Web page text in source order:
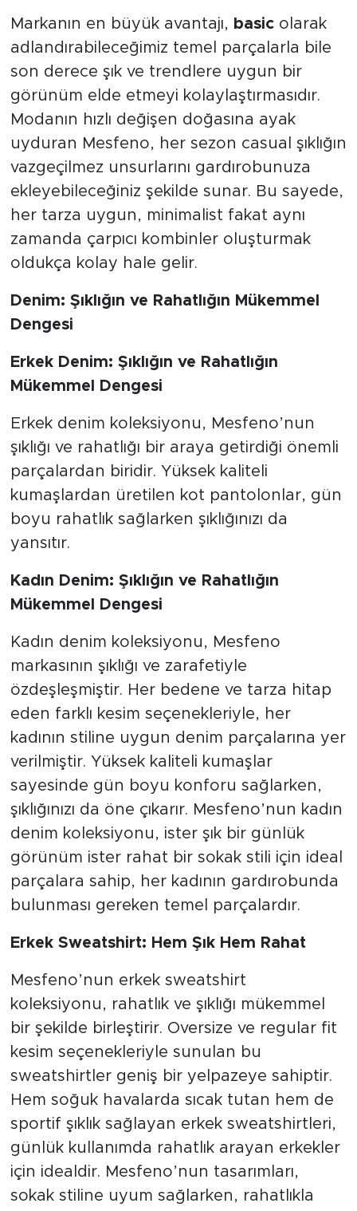
Markanın en büyük avantajı, basicolarak
adlandırabileceğimiz temel parçalarla bile
son derece şık ve trendlere uygun bir
görünüm elde etmeyi kolaylaştırmasıdır.
Modanın hızlı değişen doğasına ayak
uyduran Mesfeno, her sezon casual şıklığın
vazgeçilmez unsurlarını gardırobunuza
ekleyebileceğiniz şekilde sunar. Bu sayede,
her tarza uygun, minimalist fakat aynı
zamanda çarpıcı kombinler oluşturmak
oldukça kolay hale gelir.
Denim: Şıklığın ve Rahatlığın Mükemmel
Dengesi
Erkek Denim: Şıklığın ve Rahatlığın
Mükemmel Dengesi
Erkek denim koleksiyonu, Mesfeno’nun
şıklığı ve rahatlığı bir araya getirdiği önemli
parçalardan biridir. Yüksek kaliteli
kumaşlardan üretilen kot pantolonlar, gün
boyu rahatlık sağlarken şıklığınızı da
yansıtır.
Kadın Denim: Şıklığın ve Rahatlığın
Mükemmel Dengesi
Kadın denim koleksiyonu, Mesfeno
markasının şıklığı ve zarafetiyle
özdeşleşmiştir. Her bedene ve tarza hitap
eden farklı kesim seçenekleriyle, her
kadının stiline uygun denim parçalarına yer
verilmiştir. Yüksek kaliteli kumaşlar
sayesinde gün boyu konforu sağlarken,
şıklığınızı da öne çıkarır. Mesfeno’nun kadın
denim koleksiyonu, ister şık bir günlük
görünüm ister rahat bir sokak stili için ideal
parçalara sahip, her kadının gardırobunda
bulunması gereken temel parçalardır.
Erkek Sweatshirt: Hem Şık Hem Rahat
Mesfeno’nun erkek sweatshirt
koleksiyonu, rahatlık ve şıklığı mükemmel
bir şekilde birleştirir. Oversize ve regular fit
kesim seçenekleriyle sunulan bu
sweatshirtler geniş bir yelpazeye sahiptir.
Hem soğuk havalarda sıcak tutan hem de
sportif şıklık sağlayan erkek sweatshirtleri,
günlük kullanımda rahatlık arayan erkekler
için idealdir. Mesfeno’nun tasarımları,
sokak stiline uyum sağlarken, rahatlıkla